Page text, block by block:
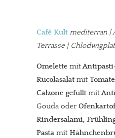
Café Kult mediterran |
Terrasse |
Omelette mit
Rucolasalat mit Tomate
Calzone gefüllt mit
Gouda oder
Rindersalami,
Pasta mit